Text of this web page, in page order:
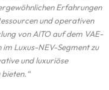
Erfahrungen
und operativen
von AITO auf dem VAE-
Luxus-NEV-Segment zu
und luxuriöse